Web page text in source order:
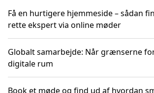
Få en hurtigere hjemmeside – sådan
rette ekspert via online møder
Globalt samarbejde: Når grænserne
digitale rum
Book et møde og find ud af hvordan